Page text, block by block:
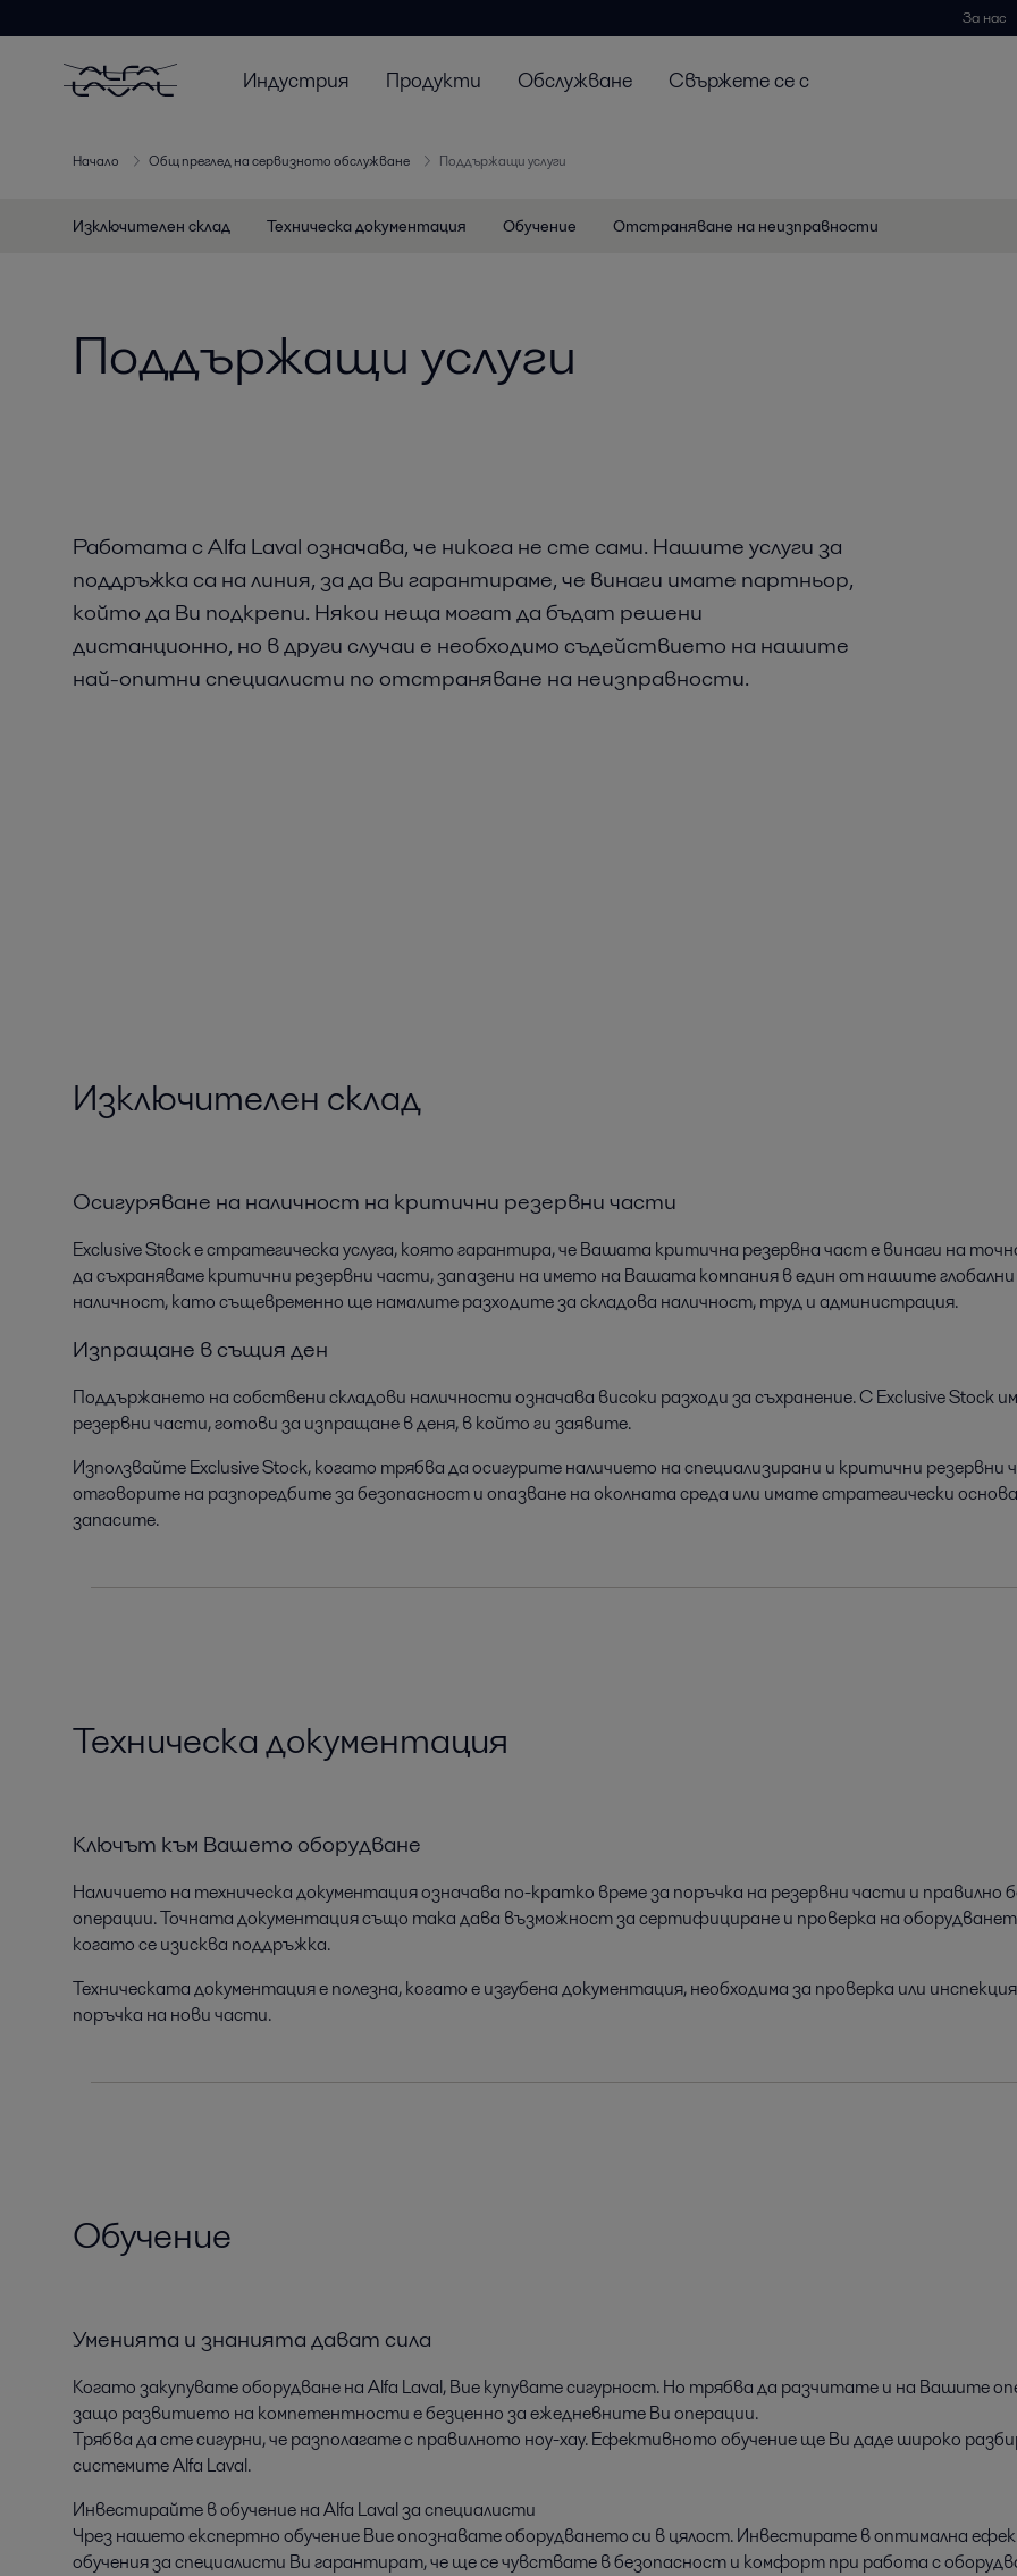
За нас
Индустрия Продукти Обслужване Свържете се с
Начало Общ преглед на сервизното обслужване Поддържащи услуги
Изключителен склад Техническа документация Обучение Отстраняване на неизправности
Поддържащи услуги
Работата с Alfa Laval означава, че никога не сте сами. Нашите услуги за
поддръжка са на линия, за да Ви гарантираме, че винаги имате партньор,
който да Ви подкрепи. Някои неща могат да бъдат решени
дистанционно, но в други случаи е необходимо съдействието на нашите
най-опитни специалисти по отстраняване на неизправности.
Изключителен склад
Осигуряване на наличност на критични резервни части
Exclusive Stock е стратегическа услуга, която гарантира, че Вашата критична резервна част е винаги на
да съхраняваме критични резервни части, запазени на името на Вашата компания в един от нашите
наличност, като същевременно ще намалите разходите за складова наличност, труд и администрация.
Изпращане в същия ден
Поддържането на собствени складови наличности означава високи разходи за съхранение. С Exclusive Stock
резервни части, готови за изпращане в деня, в който ги заявите.
Използвайте Exclusive Stock, когато трябва да осигурите наличието на специализирани и критични
отговорите на разпоредбите за безопасност и опазване на околната среда или имате стратегически
запасите.
Техническа документация
Ключът към Вашето оборудване
Наличието на техническа документация означава по-кратко време за поръчка на резервни части и
операции. Точната документация също така дава възможност за сертифициране и проверка на
когато се изисква поддръжка.
Техническата документация е полезна, когато е изгубена документация, необходима за проверка или
поръчка на нови части.
Обучение
Уменията и знанията дават сила
Когато закупувате оборудване на Alfa Laval, Вие купувате сигурност. Но трябва да разчитате и на Вашите
защо развитието на компетентности е безценно за ежедневните Ви операции.
Трябва да сте сигурни, че разполагате с правилното ноу-хау. Ефективното обучение ще Ви даде широко
системите Alfa Laval.
Инвестирайте в обучение на Alfa Laval за специалисти
Чрез нашето експертно обучение Вие опознавате оборудването си в цялост. Инвестирате в оптимална
обучения за специалисти Ви гарантират, че ще се чувствате в безопасност и комфорт при работа с